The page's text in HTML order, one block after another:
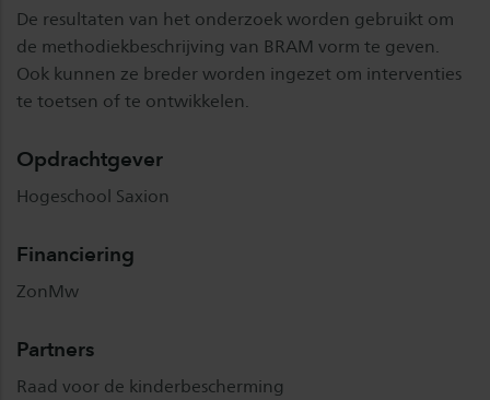
De resultaten van het onderzoek worden gebruikt om
de methodiekbeschrijving van BRAM vorm te geven.
Ook kunnen ze breder worden ingezet om interventies
te toetsen of te ontwikkelen.
Opdrachtgever
Hogeschool Saxion
Financiering
ZonMw
Partners
Raad voor de kinderbescherming